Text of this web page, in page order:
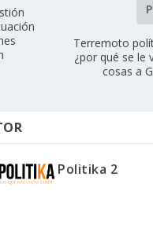
Terremoto
¿por qué se le
cosas a
Politika 2